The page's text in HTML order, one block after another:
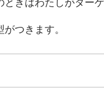
ときはわたしがター
つきます。